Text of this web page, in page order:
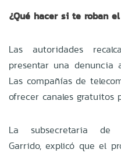
¿Qué hacer si te roban
Las autoridades
presentar una denuncia
Las compañías de
ofrecer canales gratuitos
La subsecretaria de
Garrido, explicó que el